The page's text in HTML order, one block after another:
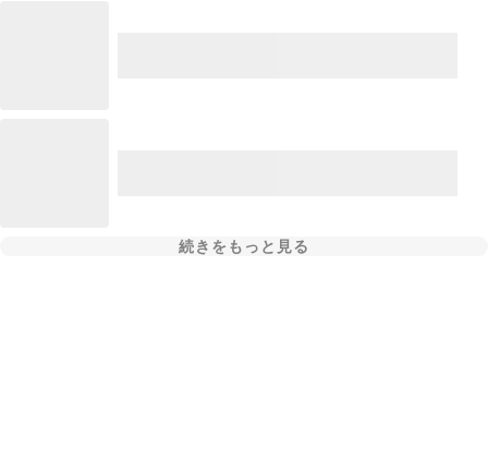
続きをもっと見る